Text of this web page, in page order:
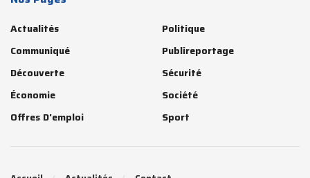
Actualités
Communiqué
Découverte
Économie
Offres D'emploi
Politique
Publireportage
Sécurité
Société
Sport